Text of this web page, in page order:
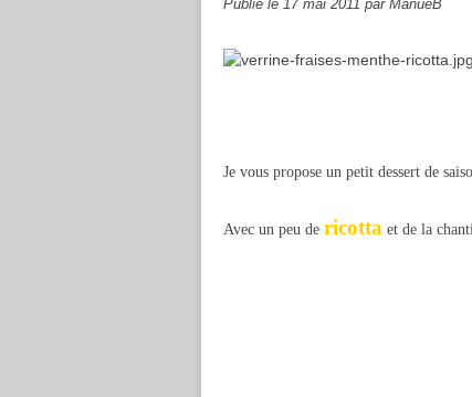
Publié le 17 mai 2011 par ManueB
Je vous propose un petit dessert de
Avec un peu de ricotta et de la